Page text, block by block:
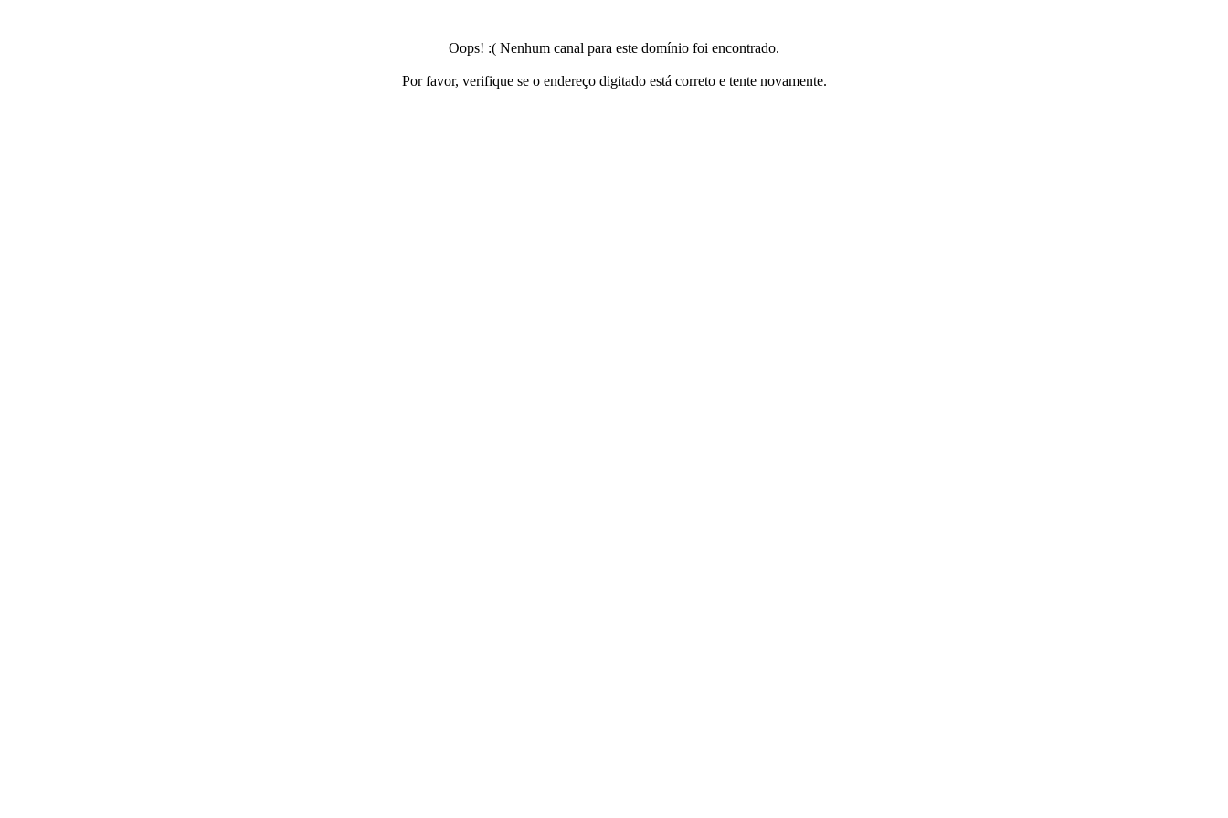
Oops! :( Nenhum canal para este domínio foi encontrado.
Por favor, verifique se o endereço digitado está correto e tente novamente.